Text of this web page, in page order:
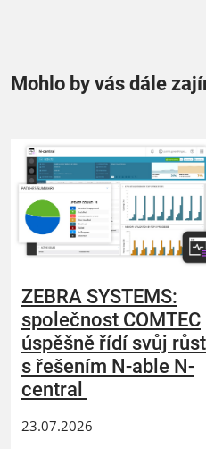
Mohlo by vás dále
ZEBRA SYSTEMS:
společnost COMTEC
úspěšně řídí svůj růst
s řešením N-able N-
central
23.07.2026